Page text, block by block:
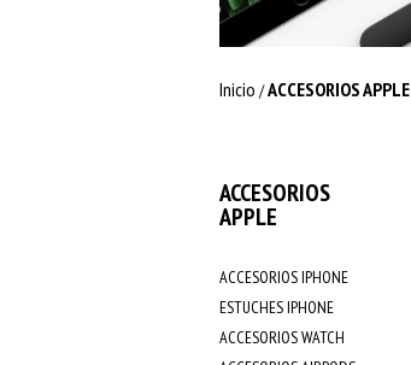
Inicio /ACCESORIOS APPLE
ACCESORIOS
APPLE
ACCESORIOS IPHONE
ESTUCHES IPHONE
ACCESORIOS WATCH